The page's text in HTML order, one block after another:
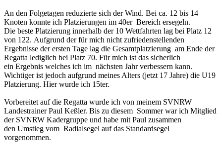
An den Folgetagen reduzierte sich der Wind. Bei ca. 12 bis 14
Knoten konnte ich Platzierungen im 40er Bereich ersegeln.
Die beste Platzierung innerhalb der 10 Wettfahrten lag bei Platz 12
von 122. Aufgrund der für mich nicht zufriedenstellenden
Ergebnisse der ersten Tage lag die Gesamtplatzierung am Ende der
Regatta lediglich bei Platz 70. Für mich ist das sicherlich
ein Ergebnis welches ich im nächsten Jahr verbessern kann.
Wichtiger ist jedoch aufgrund meines Alters (jetzt 17 Jahre) die U19
Platzierung. Hier wurde ich 15ter.
Vorbereitet auf die Regatta wurde ich von meinem SVNRW
Landestrainer Paul Keßler. Bis zu diesem Sommer war ich Mitglied
der SVNRW Kadergruppe und habe mit Paul zusammen
den Umstieg vom Radialsegel auf das Standardsegel
vorgenommen.